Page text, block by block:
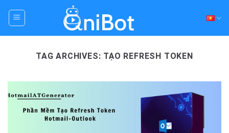
TAG ARCHIVES: TẠO REFRESH TOKEN